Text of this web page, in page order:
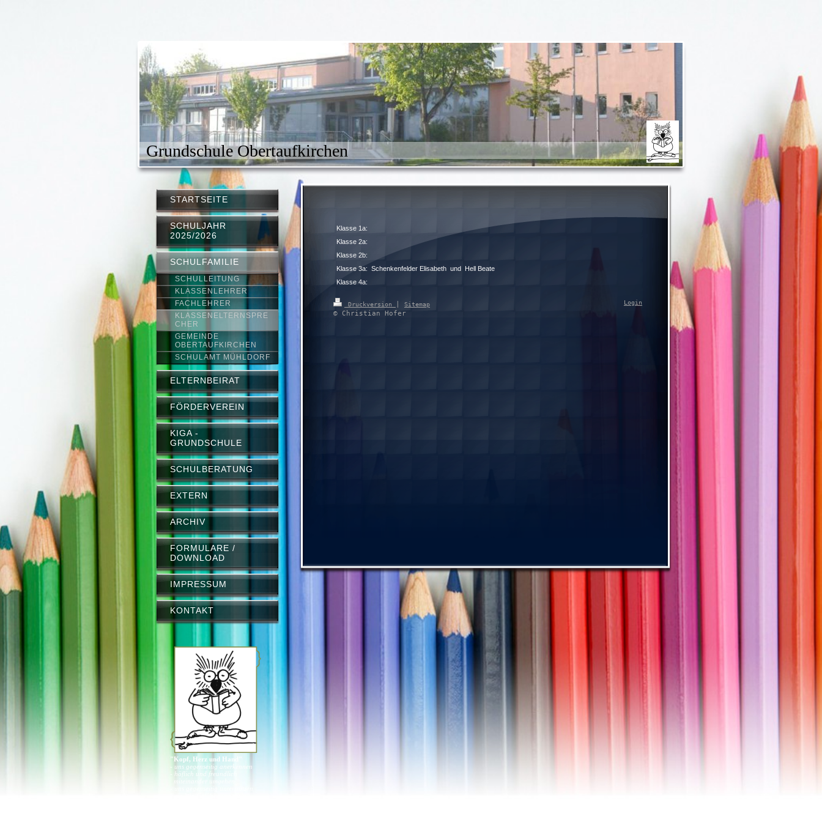
Grundschule Obertaufkirchen
Klasse 1a:
Klasse 2a:
Klasse 2b:
Klasse 3a: Schenkenfelder Elisabeth und Hell Beate
Klasse 4a:
Druckversion Sitemap
© Christian Hofer
Login
STARTSEITE
SCHULJAHR
2025/2026
SCHULFAMILIE
SCHULLEITUNG
KLASSENLEHRER
FACHLEHRER
KLASSENELTERNSPRE
CHER
GEMEINDE
OBERTAUFKIRCHEN
SCHULAMT MÜHLDORF
ELTERNBEIRAT
FÖRDERVEREIN
KIGA -
GRUNDSCHULE
SCHULBERATUNG
EXTERN
ARCHIV
FORMULARE /
DOWNLOAD
IMPRESSUM
KONTAKT
"Kopf, Herz und Hand"
- uns gegenseitig anerkennen
- höflich und freundlich
miteinander umgehen